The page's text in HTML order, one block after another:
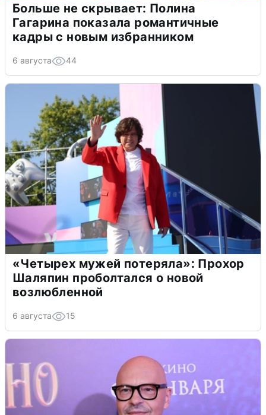
Больше не скрывает: Полина
Гагарина показала романтичные
кадры с новым избранником
6 августа 44
«Четырех мужей потеряла»: Прохор
Шаляпин проболтался о новой
возлюбленной
6 августа 15